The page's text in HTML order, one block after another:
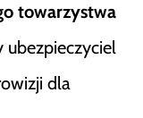
towarzystwa
ubezpieczyciel
dla